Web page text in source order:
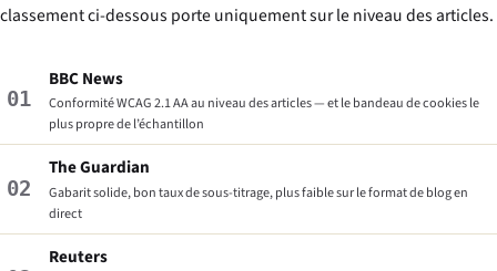
classement ci-dessous porte uniquement sur le niveau des articles.
01
BBC News
Conformité WCAG 2.1 AA au niveau des articles — et le bandeau de cookies le
plus propre de l’échantillon
02
The Guardian
Gabarit solide, bon taux de sous-titrage, plus faible sur le format de blog en
direct
Reuters